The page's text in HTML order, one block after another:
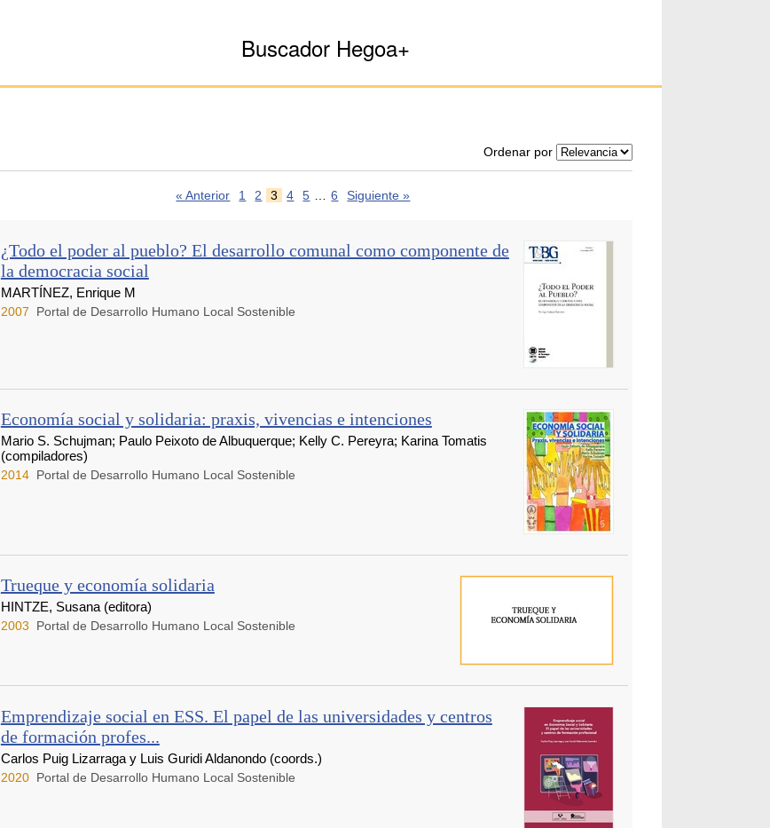
Buscador Hegoa+
Ordenar por
« Anterior 1 2 3 4 5 … 6 Siguiente »
¿Todo el poder al pueblo? El desarrollo comunal como componente de
la democracia social
MARTÍNEZ, Enrique M
2007 Portal de Desarrollo Humano Local Sostenible
Economía social y solidaria: praxis, vivencias e intenciones
Mario S. Schujman; Paulo Peixoto de Albuquerque; Kelly C. Pereyra; Karina Tomatis
(compiladores)
2014 Portal de Desarrollo Humano Local Sostenible
Trueque y economía solidaria
HINTZE, Susana (editora)
2003 Portal de Desarrollo Humano Local Sostenible
Emprendizaje social en ESS. El papel de las universidades y centros
de formación profes...
Carlos Puig Lizarraga y Luis Guridi Aldanondo (coords.)
2020 Portal de Desarrollo Humano Local Sostenible